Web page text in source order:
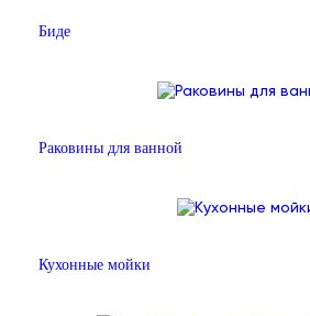
Биде
Раковины для ванной
Кухонные мойки